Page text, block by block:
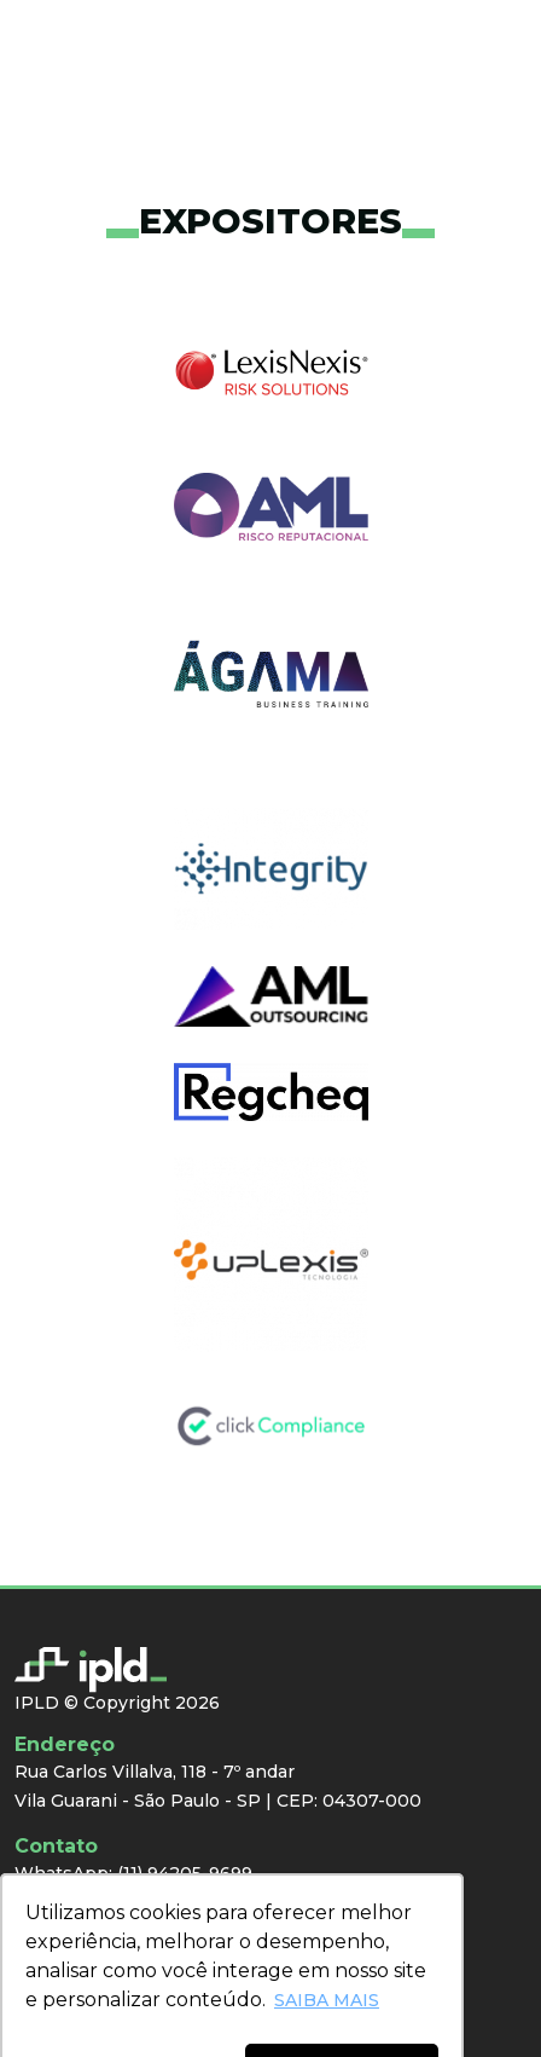
Utilizamos cookies para oferecer melhor
experiência, melhorar o desempenho,
analisar como você interage em nosso site
e personalizar conteúdo. SAIBA MAIS
Utilizamos cookies para oferecer melhor
experiência, melhorar o desempenho,
analisar como você interage em nosso site
e personalizar conteúdo. SAIBA MAIS
EXPOSITORES
IPLD © Copyright 2026
Endereço
Rua Carlos Villalva, 118 - 7º andar
Vila Guarani - São Paulo - SP | CEP: 04307-000
Contato
WhatsApp: (11) 94205-9699
E-mail:
congresso@ipld.com.br
Imprensa
Redes Sociais